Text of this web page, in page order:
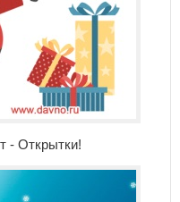
- Открытки!